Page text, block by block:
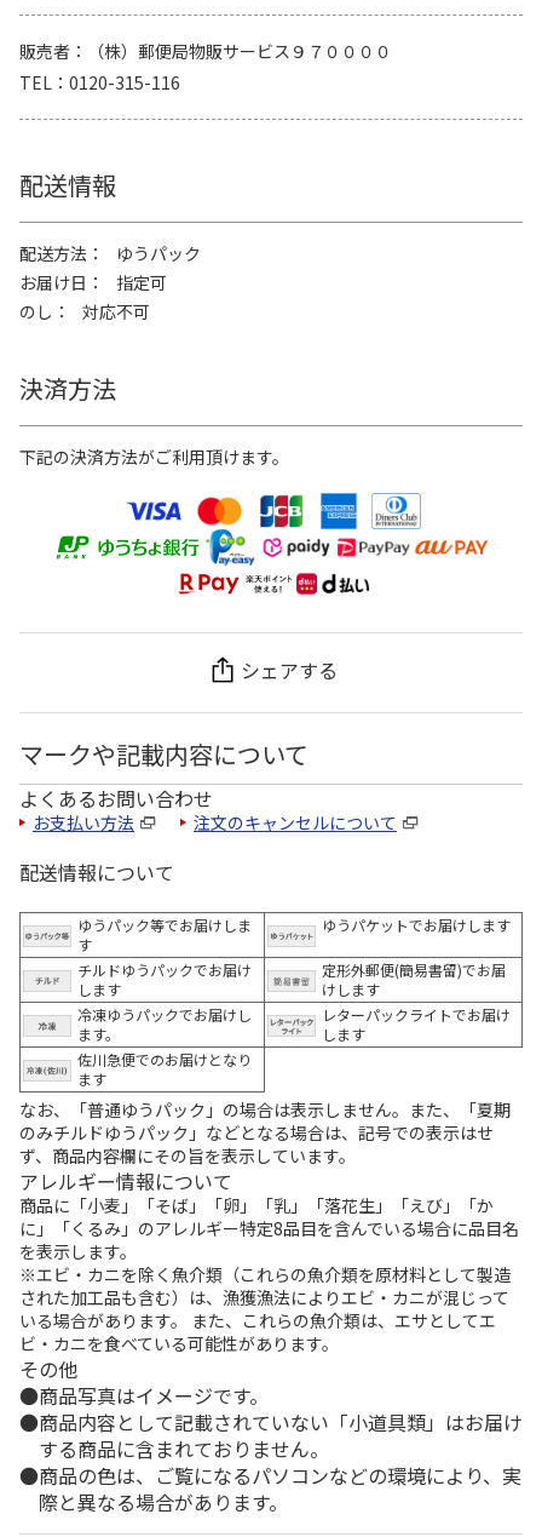
販売者
（株）郵便局物販サービス９７００００
TEL
0120-315-116
配送情報
配送方法
ゆうパック
お届け日
指定可
のし
対応不可
決済方法
下記の決済方法がご利用頂けます。
シェアする
マークや記載内容について
よくあるお問い合わせ
お支払い方法 注文のキャンセルについて
配送情報について
ゆうパック等でお届けしま
す
ゆうパケットでお届けします
チルドゆうパックでお届け
します
定形外郵便(簡易書留)でお届
けします
冷凍ゆうパックでお届けし
ます。
レターパックライトでお届け
します
佐川急便でのお届けとなり
ます
なお、「普通ゆうパック」の場合は表示しません。また、「夏期
のみチルドゆうパック」などとなる場合は、記号での表示はせ
ず、商品内容欄にその旨を表示しています。
アレルギー情報について
商品に「小麦」「そば」「卵」「乳」「落花生」「えび」「か
に」「くるみ」のアレルギー特定8品目を含んでいる場合に品目名
を表示します。
※エビ・カニを除く魚介類（これらの魚介類を原材料として製造
された加工品も含む）は、漁獲漁法によりエビ・カニが混じって
いる場合があります。 また、これらの魚介類は、エサとしてエ
ビ・カニを食べている可能性があります。
その他
商品写真はイメージです。
商品内容として記載されていない「小道具類」はお届け
する商品に含まれておりません。
商品の色は、ご覧になるパソコンなどの環境により、実
際と異なる場合があります。